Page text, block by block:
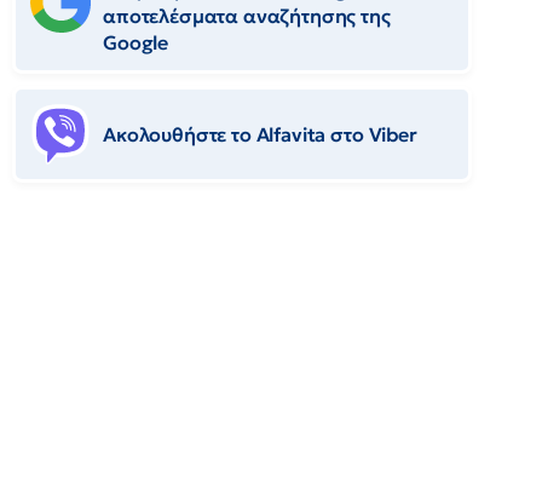
αποτελέσματα αναζήτησης της
Google
Ακολουθήστε το Αlfavita στο Viber